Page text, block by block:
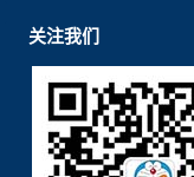
关注我们